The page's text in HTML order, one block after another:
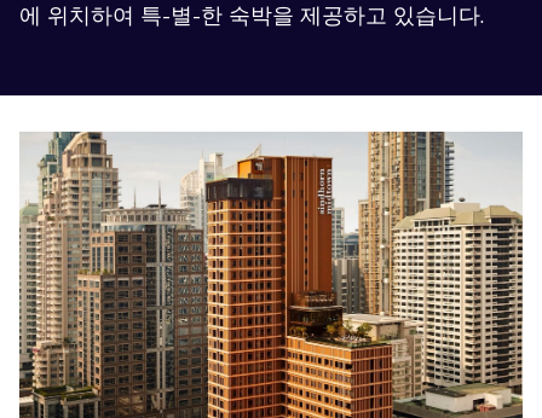
에 위치하여 특-별-한 숙박을 제공하고 있습니다.